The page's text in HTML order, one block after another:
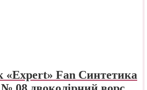
«Expert» Fan Синтетика